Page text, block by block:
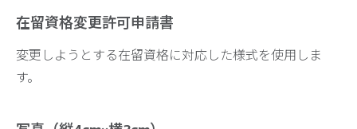
在留資格変更許可申請書
変更しようとする在留資格に対応した様式を使用しま
す。